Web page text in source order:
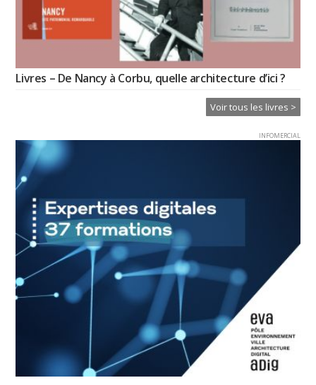
Livres – De Nancy à Corbu, quelle architecture d’ici ?
Voir tous les livres >
INFOMERCIAL